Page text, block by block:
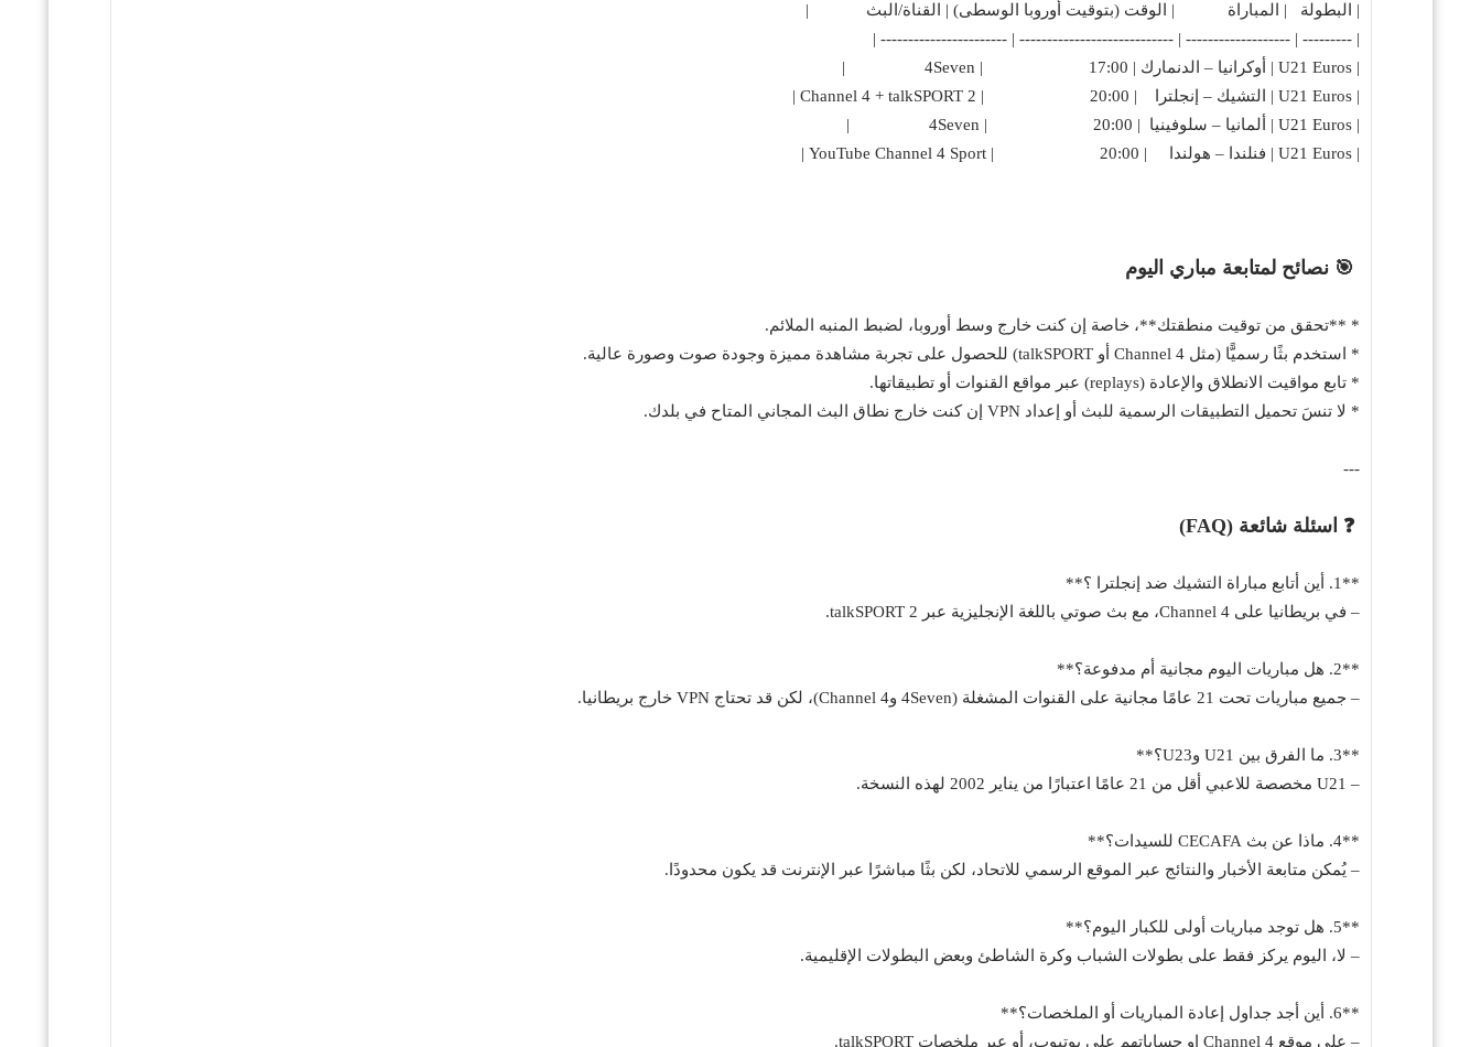
| البطولة | المباراة | الوقت (بتوقيت أوروبا الوسطى) | القناة/البث |
| --------- | ------------------- | ---------------------------- | ----------------------- |
| U21 Euros | أوكرانيا – الدنمارك | 17:00 | 4Seven |
| U21 Euros | التشيك – إنجلترا | 20:00 | Channel 4 + talkSPORT 2 |
| U21 Euros | ألمانيا – سلوفينيا | 20:00 | 4Seven |
| U21 Euros | فنلندا – هولندا | 20:00 | YouTube Channel 4 Sport |
🎯 نصائح لمتابعة مباري اليوم
* **تحقق من توقيت منطقتك**، خاصة إن كنت خارج وسط أوروبا، لضبط المنبه الملائم.
* استخدم بثًا رسميًّا (مثل Channel 4 أو talkSPORT) للحصول على تجربة مشاهدة مميزة وجودة صوت وصورة عالية.
* تابع مواقيت الانطلاق والإعادة (replays) عبر مواقع القنوات أو تطبيقاتها.
* لا تنسَ تحميل التطبيقات الرسمية للبث أو إعداد VPN إن كنت خارج نطاق البث المجاني المتاح في بلدك.
---
❓ اسئلة شائعة (FAQ)
**1. أين أتابع مباراة التشيك ضد إنجلترا ؟**
– في بريطانيا على Channel 4، مع بث صوتي باللغة الإنجليزية عبر talkSPORT 2.
**2. هل مباريات اليوم مجانية أم مدفوعة؟**
– جميع مباريات تحت 21 عامًا مجانية على القنوات المشغلة (4Seven وChannel 4)، لكن قد تحتاج VPN خارج بريطانيا.
**3. ما الفرق بين U21 وU23؟**
– U21 مخصصة للاعبي أقل من 21 عامًا اعتبارًا من يناير 2002 لهذه النسخة.
**4. ماذا عن بث CECAFA للسيدات؟**
– يُمكن متابعة الأخبار والنتائج عبر الموقع الرسمي للاتحاد، لكن بثًا مباشرًا عبر الإنترنت قد يكون محدودًا.
**5. هل توجد مباريات أولى للكبار اليوم؟**
– لا، اليوم يركز فقط على بطولات الشباب وكرة الشاطئ وبعض البطولات الإقليمية.
**6. أين أجد جداول إعادة المباريات أو الملخصات؟**
– على موقع Channel 4 او حساباتهم على يوتيوب، أو عبر ملخصات talkSPORT.